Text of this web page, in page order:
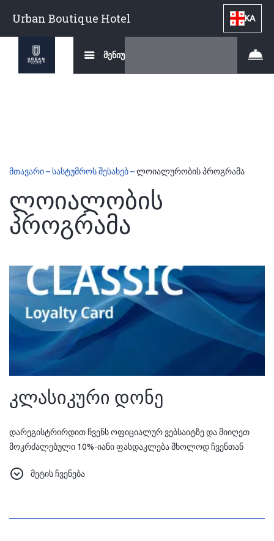
Urban Boutique Hotel KA
მენიუ
მთავარი–სასტუმროს შესახებ–ლოიალურობის პროგრამა
ლოიალობის
პროგრამა
კლასიკური დონე
დარეგისტრირდით ჩვენს ოფიციალურ ვებსაიტზე და მიიღეთ
მოკრძალებული 10%-იანი ფასდაკლება მხოლოდ ჩვენთან
რაც შეეხება ჩვენ, ჩვენ ვიზრუნებთ, რომ ეს პატარა ბონუსი რაღაც
მეტის ჩვენება